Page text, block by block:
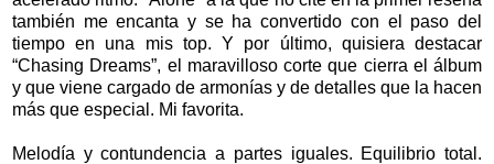
también me encanta y se ha convertido con el paso del
tiempo en una mis top. Y por último, quisiera destacar
“Chasing Dreams”, el maravilloso corte que cierra el álbum
y que viene cargado de armonías y de detalles que la hacen
más que especial. Mi favorita.
Melodía y contundencia a partes iguales. Equilibrio total.